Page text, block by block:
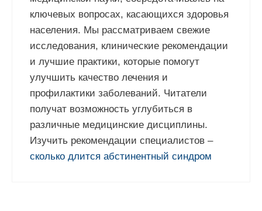
ключевых вопросах, касающихся здоровья
населения. Мы рассматриваем свежие
исследования, клинические рекомендации
и лучшие практики, которые помогут
улучшить качество лечения и
профилактики заболеваний. Читатели
получат возможность углубиться в
различные медицинские дисциплины.
Изучить рекомендации специалистов –
сколько длится абстинентный синдром